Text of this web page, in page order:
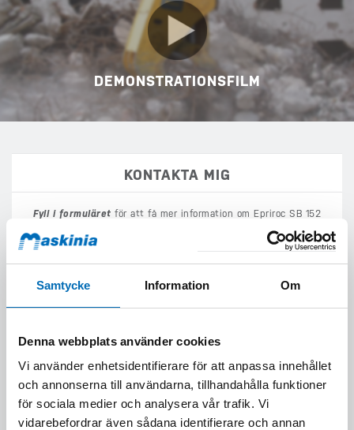
Samtycke Information Om
Denna webbplats använder cookies
Vi använder enhetsidentifierare för att anpassa innehållet
och annonserna till användarna, tillhandahålla funktioner
för sociala medier och analysera vår trafik. Vi
vidarebefordrar även sådana identifierare och annan
DEMONSTRATIONSFILM
KONTAKTA MIG
Fyll i formuläret för att få mer information om Epriroc SB 152
Skriv följande siffror i fältet (30818)